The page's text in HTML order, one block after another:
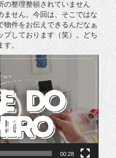
の整理整頓されていません
ません。今回は、そこではな
物件をお伝えできるんだなぁ
プしております（笑）。どち
。
00:28